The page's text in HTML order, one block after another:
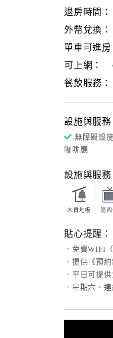
退房時間：
外幣兌換：
單車可進房
可上網：
餐飲服務：
設施與服務
無障礙設
咖啡廳
設施與服務
木質地板 第四
貼心提醒：
．免費WIFI
．提供《預
．平日可提
．星期六、